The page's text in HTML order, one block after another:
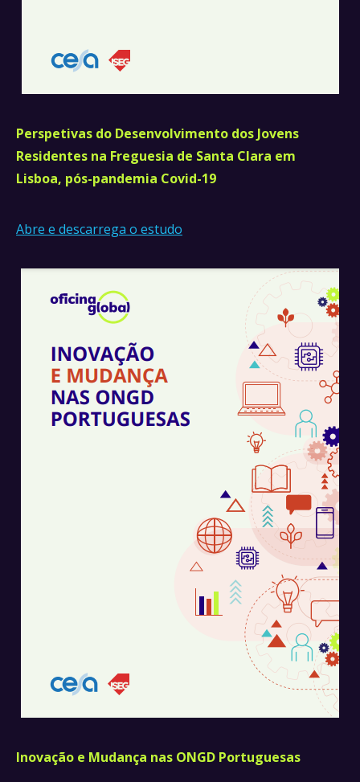
Perspetivas do Desenvolvimento dos Jovens
Residentes na Freguesia de Santa Clara em
Lisboa, pós-pandemia Covid-19
Abre e descarrega o estudo
Inovação e Mudança nas ONGD Portuguesas